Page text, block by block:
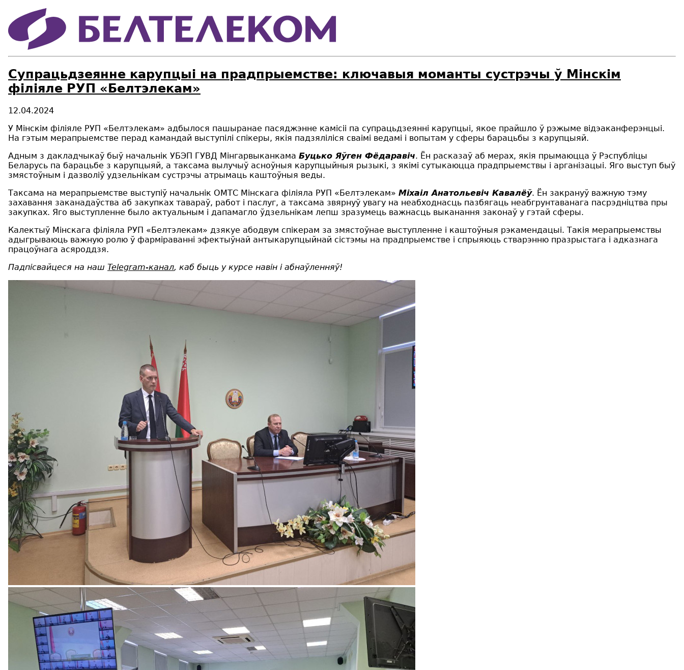
Супрацьдзеянне карупцыі на прадпрыемстве: ключавыя моманты сустрэчы ў Мінскім
філіяле РУП «Белтэлекам»
12.04.2024
У Мінскім філіяле РУП «Белтэлекам» адбылося пашыранае пасяджэнне камісіі па супрацьдзеянні карупцыі, якое прайшло ў рэжыме відэаканферэнцыі.
На гэтым мерапрыемстве перад камандай выступілі спікеры, якія падзяліліся сваімі ведамі і вопытам у сферы барацьбы з карупцыяй.
Адным з дакладчыкаў быў начальнік УБЭП ГУВД Мінгарвыканкама Буцько Яўген Фёдаравіч. Ён расказаў аб мерах, якія прымаюцца ў Рэспубліцы
Беларусь па барацьбе з карупцыяй, а таксама вылучыў асноўныя карупцыйныя рызыкі, з якімі сутыкаюцца прадпрыемствы і арганізацыі. Яго выступ быў
змястоўным і дазволіў удзельнікам сустрэчы атрымаць каштоўныя веды.
Таксама на мерапрыемстве выступіў начальнік ОМТС Мінскага філіяла РУП «Белтэлекам» Міхаіл Анатольевіч Кавалёў. Ён закрануў важную тэму
захавання заканадаўства аб закупках тавараў, работ і паслуг, а таксама звярнуў увагу на неабходнасць пазбягаць неабгрунтаванага пасрэдніцтва пры
закупках. Яго выступленне было актуальным і дапамагло ўдзельнікам лепш зразумець важнасць выканання законаў у гэтай сферы.
Калектыў Мінскага філіяла РУП «Белтэлекам» дзякуе абодвум спікерам за змястоўнае выступленне і каштоўныя рэкамендацыі. Такія мерапрыемствы
адыгрываюць важную ролю ў фарміраванні эфектыўнай антыкарупцыйнай сістэмы на прадпрыемстве і спрыяюць стварэнню празрыстага і адказнага
працоўнага асяроддзя.
Падпісвайцеся на наш Telegram-канал, каб быць у курсе навін і абнаўленняў!